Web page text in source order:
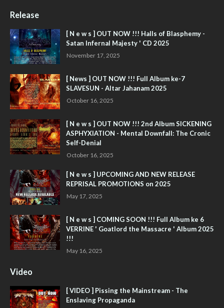
Release
[ N e w s ] OUT NOW !!! Halls of Blasphemy -
Satan Infernal Majesty ' CD 2025
November 17, 2025
[ News ] OUT NOW !!! Full Album ke-7
SLAVESUN - Altar Jahanam 2025
October 16, 2025
[ N e w s ] OUT NOW !!! 2nd Album SICKENING
ASPHYXIATION - Mental Downfall: The Cronic
Self-Denial
October 16, 2025
[ N e w s ] UPCOMING AND NEW RELEASE
REPRISAL PROMOTIONS on 2025
May 17, 2025
[ N e w s ] COMING SOON !!! Full Album ke 6
VERRINE ' Goatlord the Massacre ' Album 2025
!!!
May 16, 2025
Video
[ VIDEO ] Pissing the Mainstream - The
Enslaving Propaganda